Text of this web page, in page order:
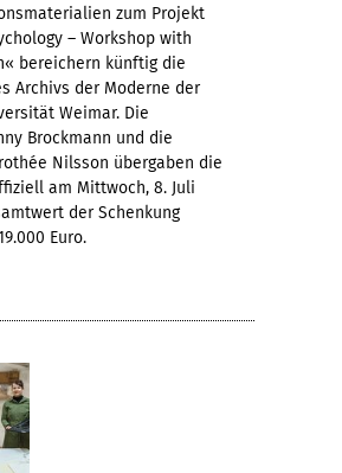
zum Projekt
– Workshop with
bereichern künftig die
Archivs der Moderne der
Weimar. Die
Brockmann und die
Nilsson übergaben die
am Mittwoch, 8. Juli
der Schenkung
Euro.